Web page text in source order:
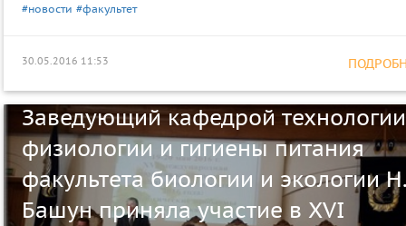
#новости #факультет
30.05.2016 11:53
Заведующий кафедрой
физиологии и гигиены питания
факультета биологии и экологии
Башун приняла участие в XVI